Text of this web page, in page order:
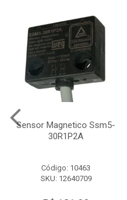
Sensor Magnetico Ssm5-
30R1P2A
Código: 10463
SKU: 12640709